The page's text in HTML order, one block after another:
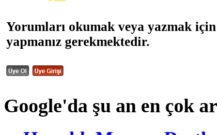
Yorumları okumak veya yazmak
yapmanız gerekmektedir.
Google'da şu an en çok